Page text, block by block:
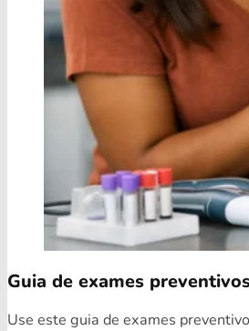
Guia de exames
Use este guia de exames